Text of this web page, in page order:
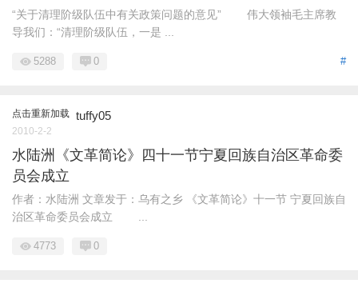
“关于清理阶级队伍中有关政策问题的意见” 伟大领袖毛主席教
导我们：“清理阶级队伍，一是 ...
#
5288 0
点击重新加载 tuffy05
2010-2-2
水陆洲《文革简论》四十一节宁夏回族自治区革命委
员会成立
作者：水陆洲 文章发于：乌有之乡 《文革简论》十一节 宁夏回族自
治区革命委员会成立 ...
4773 0